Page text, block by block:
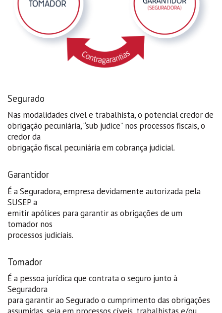
Segurado
Nas modalidades cível e trabalhista, o potencial credor de
obrigação pecuniária, “sub judice” nos processos fiscais, o
credor da
obrigação fiscal pecuniária em cobrança judicial.
Garantidor
É a Seguradora, empresa devidamente autorizada pela
SUSEP a
emitir apólices para garantir as obrigações de um
tomador nos
processos judiciais.
Tomador
É a pessoa jurídica que contrata o seguro junto à
Seguradora
para garantir ao Segurado o cumprimento das obrigações